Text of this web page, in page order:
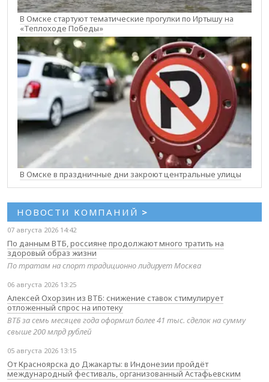
В Омске стартуют тематические прогулки по Иртышу на
«Теплоходе Победы»
В Омске в праздничные дни закроют центральные улицы
НОВОСТИ КОМПАНИЙ >
07 августа 2026 14:42
По данным ВТБ, россияне продолжают много тратить на
здоровый образ жизни
По тратам на спорт традиционно лидирует Москва
06 августа 2026 13:25
Алексей Охорзин из ВТБ: снижение ставок стимулирует
отложенный спрос на ипотеку
ВТБ за семь месяцев года оформил более 41 тыс. сделок на сумму
свыше 200 млрд рублей
05 августа 2026 13:15
От Красноярска до Джакарты: в Индонезии пройдёт
международный фестиваль, организованный Астафьевским